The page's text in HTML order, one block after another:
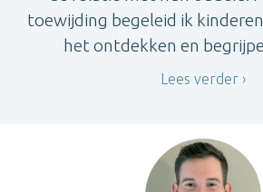
toewijding begeleid ik
het ontdekken en
Lees verder